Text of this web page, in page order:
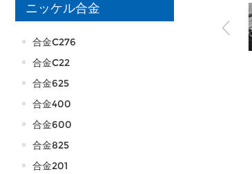
ニッケル合金
合金C276
合金C22
合金625
合金400
合金600
合金825
合金201